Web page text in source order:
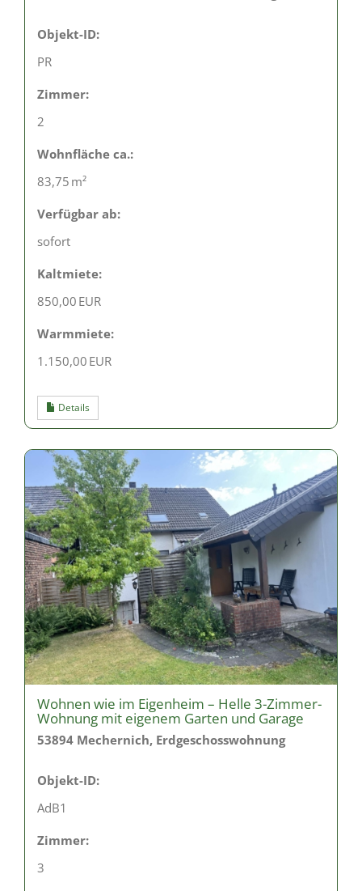
Objekt-ID:
PR
Zimmer:
2
Wohnfläche ca.:
83,75 m²
Verfügbar ab:
sofort
Kaltmiete:
850,00 EUR
Warmmiete:
1.150,00 EUR
Details
Wohnen wie im Eigenheim – Helle 3-Zimmer-
Wohnung mit eigenem Garten und Garage
53894 Mechernich, Erdgeschosswohnung
Objekt-ID:
AdB1
Zimmer:
3